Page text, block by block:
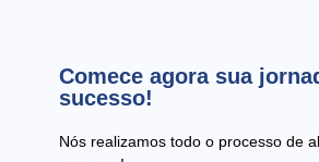
Comece agora sua
sucesso!
Nós realizamos todo o processo de